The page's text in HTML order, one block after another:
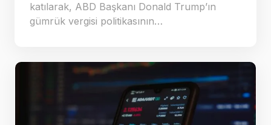
katılarak, ABD Başkanı Donald Trump’ın
gümrük vergisi politikasının…